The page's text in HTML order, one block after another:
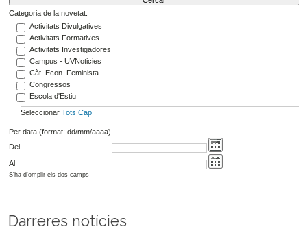
Categoria de la novetat:
Activitats Divulgatives
Activitats Formatives
Activitats Investigadores
Campus - UVNoticies
Càt. Econ. Feminista
Congressos
Escola d'Estiu
Seleccionar Tots Cap
Per data (format: dd/mm/aaaa)
Del
Al
S'ha d'omplir els dos camps
Darreres notícies